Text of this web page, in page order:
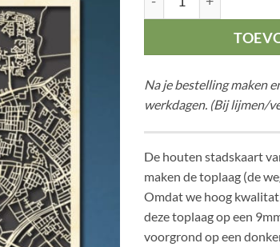
Na je bestelling maken
werkdagen. (Bij lijmen/
De houten stadskaart
maken de toplaag (de
Omdat we hoog
deze toplaag op een
voorgrond op een